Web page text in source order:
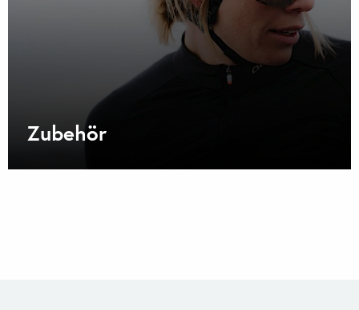
Zubehör